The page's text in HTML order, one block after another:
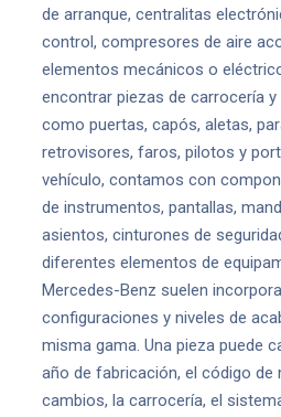
de arranque, centralitas
control, compresores de aire
elementos mecánicos o
encontrar piezas de carrocería y
como puertas, capós, aletas,
retrovisores, faros, pilotos y
vehículo, contamos con
de instrumentos, pantallas,
asientos, cinturones de
diferentes elementos de
Mercedes-Benz suelen
configuraciones y niveles de
misma gama. Una pieza puede
año de fabricación, el código de
cambios, la carrocería, el